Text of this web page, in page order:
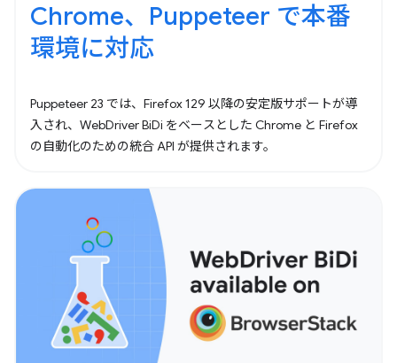
Chrome、Puppeteer で本番
環境に対応
Puppeteer 23 では、Firefox 129 以降の安定版サポートが導
入され、WebDriver BiDi をベースとした Chrome と Firefox
の自動化のための統合 API が提供されます。